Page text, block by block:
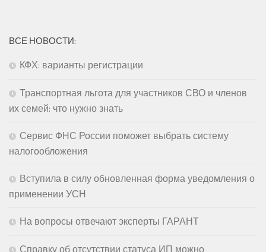
ВСЕ НОВОСТИ:
КФХ: варианты регистрации
Транспортная льгота для участников СВО и членов
их семей: что нужно знать
Сервис ФНС России поможет выбрать систему
налогообложения
Вступила в силу обновленная форма уведомления о
применении УСН
На вопросы отвечают эксперты ГАРАНТ
Справку об отсутствии статуса ИП можно